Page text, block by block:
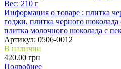
Вес: 210 г
Информация о товаре : плитка
годжи, плитка черного
плитка молочного шоколада с
Артикул: 0506-0012
В наличии
420.00 грн
Подробнее